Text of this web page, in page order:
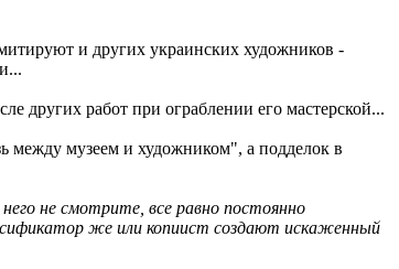
и других украинских художников -
других работ при ограблении его мастерской...
между музеем и художником", а подделок в
не смотрите, все равно постоянно
же или копиист создают искаженный